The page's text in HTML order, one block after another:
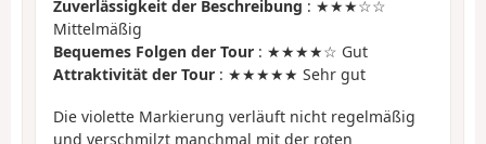
Zuverlässigkeit der Beschreibung : ★★★☆☆
Mittelmäßig
Bequemes Folgen der Tour : ★★★★☆ Gut
Attraktivität der Tour : ★★★★★ Sehr gut
Die violette Markierung verläuft nicht regelmäßig
und verschmilzt manchmal mit der roten